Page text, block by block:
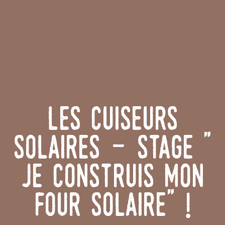
Les Cuiseurs
Solaires - stage "
je construis mon
four solaire" !